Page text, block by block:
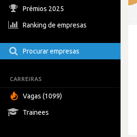
Prémios 2025
Ranking de empresas
Procurar empresas
CARREIRAS
Vagas (1099)
Trainees